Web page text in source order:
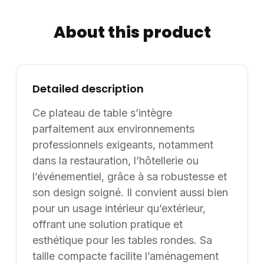
et élégant, idéal pour un rendu lumineux et moderne.
nettoyage rapide. La qualité Werzalit garantit une
d’utilisation intensives. Ce plateau allie esthétique et
fonctionnalité pour valoriser tous types d’espaces
professionnels. Informations complémentaires : Le
diamètre de 70 cm permet une intégration facile dans
des espaces variés, tout en offrant une surface
suffisante pour un usage quotidien. Ce plateau de
table peut être associé à différentes bases en métal,
aluminium ou PVC selon les besoins. Aucune
maintenance spécifique n’est requise, ce qui simplifie
son exploitation dans les environnements
professionnels. Informations complémentaires :
Dimensions / données disponibles : diamètre 70 cm.
About this product
Detailed description
Ce plateau de table s’intègre
parfaitement aux environnements
professionnels exigeants, notamment
dans la restauration, l’hôtellerie ou
l’événementiel, grâce à sa robustesse et
son design soigné. Il convient aussi bien
pour un usage intérieur qu’extérieur,
offrant une solution pratique et
esthétique pour les tables rondes. Sa
taille compacte facilite l’aménagement